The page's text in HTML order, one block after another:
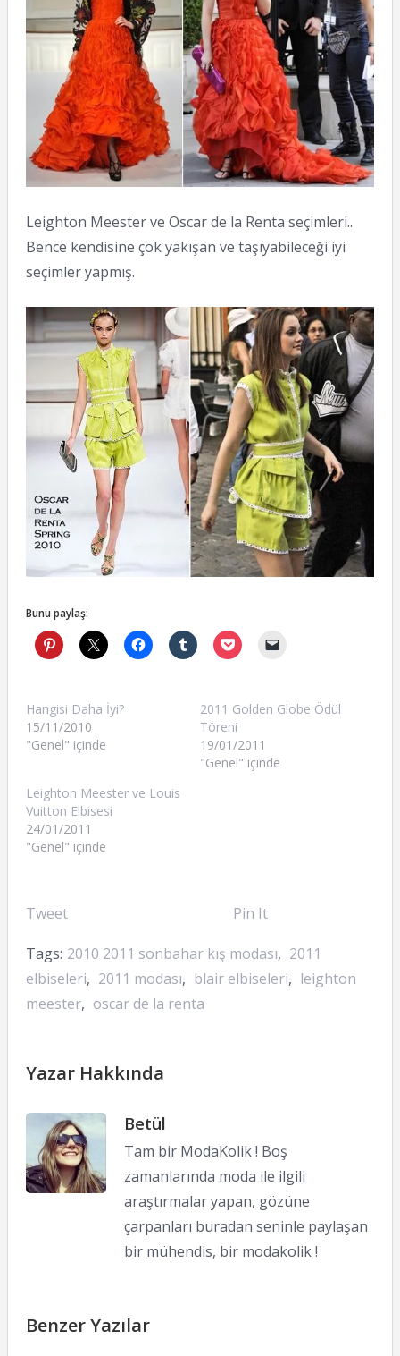
Leighton Meester ve Oscar de la Renta seçimleri..
Bence kendisine çok yakışan ve taşıyabileceği iyi
seçimler yapmış.
Bunu paylaş:
Hangisi Daha İyi?
15/11/2010
"Genel" içinde
2011 Golden Globe Ödül
Töreni
19/01/2011
"Genel" içinde
Leighton Meester ve Louis
Vuitton Elbisesi
24/01/2011
"Genel" içinde
Tweet Pin It
Tags: 2010 2011 sonbahar kış modası, 2011
elbiseleri, 2011 modası, blair elbiseleri, leighton
meester, oscar de la renta
Yazar Hakkında
Betül
Tam bir ModaKolik ! Boş
zamanlarında moda ile ilgili
araştırmalar yapan, gözüne
çarpanları buradan seninle paylaşan
bir mühendis, bir modakolik !
Benzer Yazılar